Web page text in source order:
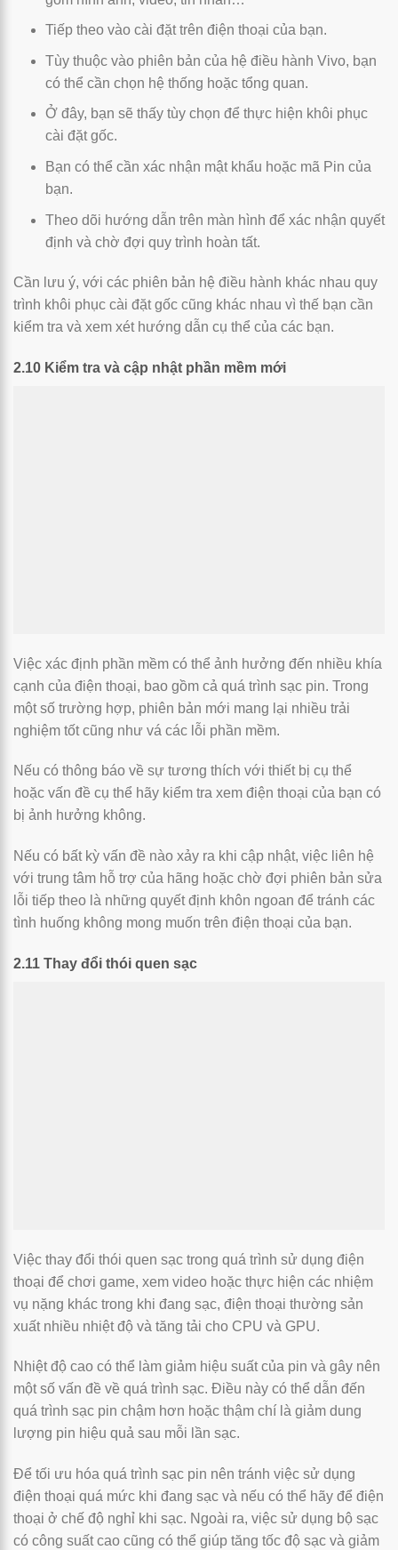
Tiếp theo vào cài đặt trên điện thoại của bạn.
Tùy thuộc vào phiên bản của hệ điều hành Vivo, bạn
có thể cần chọn hệ thống hoặc tổng quan.
Ở đây, bạn sẽ thấy tùy chọn để thực hiện khôi phục
cài đặt gốc.
Bạn có thể cần xác nhận mật khẩu hoặc mã Pin của
bạn.
Theo dõi hướng dẫn trên màn hình để xác nhận quyết
định và chờ đợi quy trình hoàn tất.
Cần lưu ý, với các phiên bản hệ điều hành khác nhau quy
trình khôi phục cài đặt gốc cũng khác nhau vì thế bạn cần
kiểm tra và xem xét hướng dẫn cụ thể của các bạn.
2.10 Kiểm tra và cập nhật phần mềm mới
Việc xác định phần mềm có thể ảnh hưởng đến nhiều khía
cạnh của điện thoại, bao gồm cả quá trình sạc pin. Trong
một số trường hợp, phiên bản mới mang lại nhiều trải
nghiệm tốt cũng như vá các lỗi phần mềm.
Nếu có thông báo về sự tương thích với thiết bị cụ thể
hoặc vấn đề cụ thể hãy kiểm tra xem điện thoại của bạn có
bị ảnh hưởng không.
Nếu có bất kỳ vấn đề nào xảy ra khi cập nhật, việc liên hệ
với trung tâm hỗ trợ của hãng hoặc chờ đợi phiên bản sửa
lỗi tiếp theo là những quyết định khôn ngoan để tránh các
tình huống không mong muốn trên điện thoại của bạn.
2.11 Thay đổi thói quen sạc
Việc thay đổi thói quen sạc trong quá trình sử dụng điện
thoại để chơi game, xem video hoặc thực hiện các nhiệm
vụ nặng khác trong khi đang sạc, điện thoại thường sản
xuất nhiều nhiệt độ và tăng tải cho CPU và GPU.
Nhiệt độ cao có thể làm giảm hiệu suất của pin và gây nên
một số vấn đề về quá trình sạc. Điều này có thể dẫn đến
quá trình sạc pin chậm hơn hoặc thậm chí là giảm dung
lượng pin hiệu quả sau mỗi lần sạc.
Để tối ưu hóa quá trình sạc pin nên tránh việc sử dụng
điện thoại quá mức khi đang sạc và nếu có thể hãy để điện
thoại ở chế độ nghỉ khi sạc. Ngoài ra, việc sử dụng bộ sạc
có công suất cao cũng có thể giúp tăng tốc độ sạc và giảm